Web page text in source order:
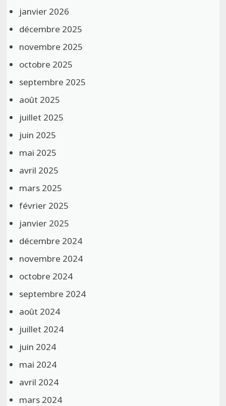
janvier 2026
décembre 2025
novembre 2025
octobre 2025
septembre 2025
août 2025
juillet 2025
juin 2025
mai 2025
avril 2025
mars 2025
février 2025
janvier 2025
décembre 2024
novembre 2024
octobre 2024
septembre 2024
août 2024
juillet 2024
juin 2024
mai 2024
avril 2024
mars 2024